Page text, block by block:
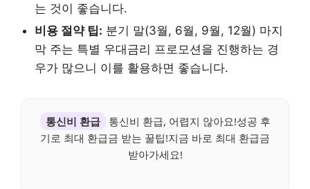
는 것이 좋습니다.
비용 절약 팁: 분기 말(3월, 6월, 9월, 12월) 마지
막 주는 특별 우대금리 프로모션을 진행하는 경
우가 많으니 이를 활용하면 좋습니다.
통신비 환급
통신비 환급, 어렵지 않아요!성공 후
기로 최대 환급금 받는 꿀팁!지금 바로 최대 환급금
받아가세요!